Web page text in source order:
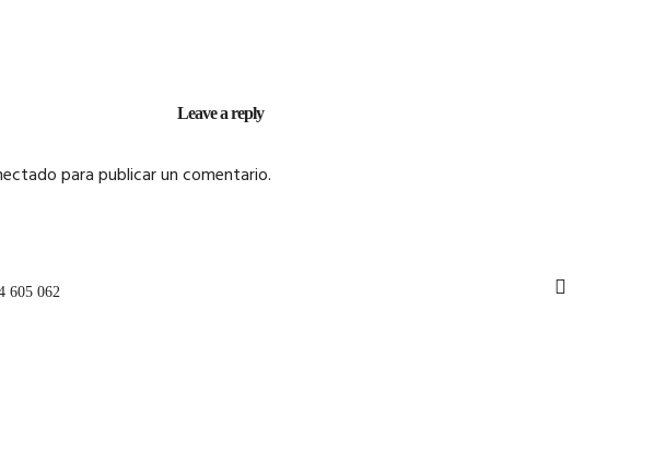
Leave a reply
para publicar un comentario.
605 062